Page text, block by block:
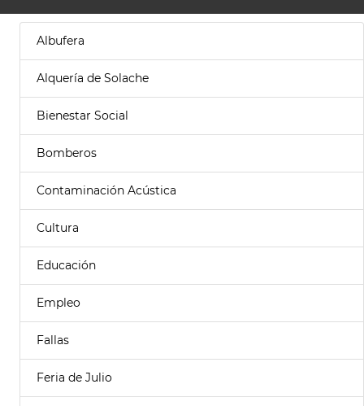
Albufera
Alquería de Solache
Bienestar Social
Bomberos
Contaminación Acústica
Cultura
Educación
Empleo
Fallas
Feria de Julio